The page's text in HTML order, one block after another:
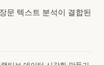
문 텍스트 분석이 결합된